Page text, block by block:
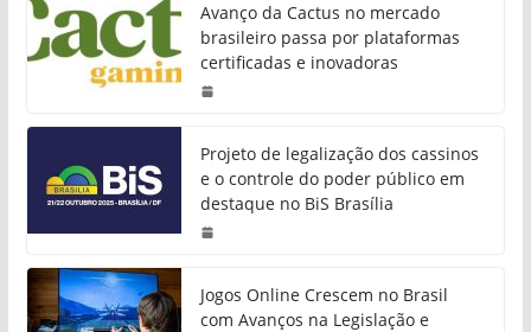
Avanço da Cactus no mercado
brasileiro passa por plataformas
certificadas e inovadoras
Projeto de legalização dos cassinos
e o controle do poder público em
destaque no BiS Brasília
Jogos Online Crescem no Brasil
com Avanços na Legislação e